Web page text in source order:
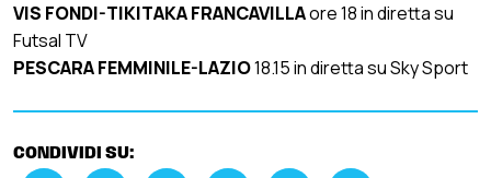
VIS FONDI-TIKITAKA FRANCAVILLAore 18 in diretta su
Futsal TV
PESCARA FEMMINILE-LAZIO18.15 in diretta su Sky Sport
CONDIVIDI SU: